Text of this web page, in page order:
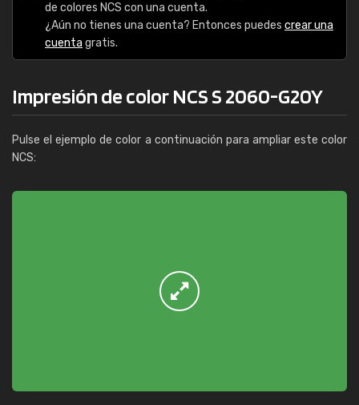
de colores NCS con una cuenta.
¿Aún no tienes una cuenta? Entonces puedes crear una
cuenta gratis.
Impresión de color NCS S 2060-G20Y
Pulse el ejemplo de color a continuación para ampliar este color
NCS: